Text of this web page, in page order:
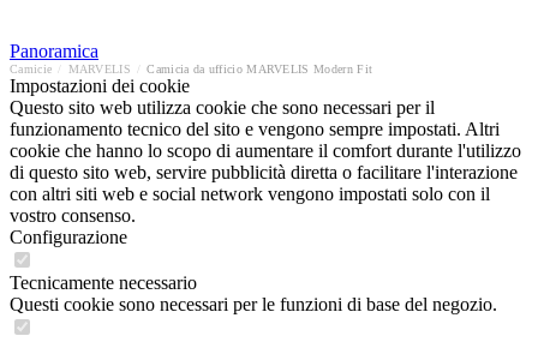
Panoramica
Camicie MARVELIS Camicia da ufficio MARVELIS Modern Fit
Impostazioni dei cookie
Questo sito web utilizza cookie che sono necessari per il
funzionamento tecnico del sito e vengono sempre impostati. Altri
cookie che hanno lo scopo di aumentare il comfort durante l'utilizzo
di questo sito web, servire pubblicità diretta o facilitare l'interazione
con altri siti web e social network vengono impostati solo con il
vostro consenso.
Configurazione
Tecnicamente necessario
Questi cookie sono necessari per le funzioni di base del negozio.